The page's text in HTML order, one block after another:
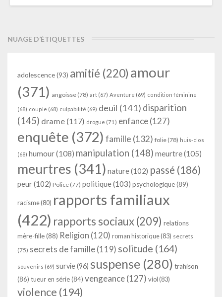
NUAGE D’ÉTIQUETTES
adolescence(93) amitié (220) amour
(371) angoisse (78) art (67) Aventure (69) condition féminine
(68) couple (68) culpabilité (69) deuil (141) disparition
(145) drame (117) drogue (71) enfance(127)
enquête (372) famille (132) folie (78) huis-clos
(68) humour(108) manipulation (148) meurtre(105)
meurtres (341) nature(102) passé (186)
peur(102) Police (77) politique(103) psychologique(89)
racisme (80) rapports familiaux
(422) rapports sociaux(209) relations
mère-fille(88) Religion (120) roman historique(83) secrets
(75) secrets de famille (119) solitude (164)
souvenirs (69) survie(96) suspense (280) trahison
(86) tueur en série(84) vengeance(127) viol (83)
violence (194)